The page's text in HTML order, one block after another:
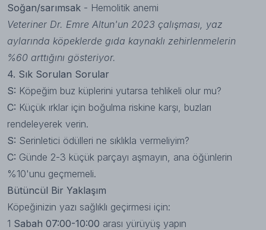
Soğan/sarımsak - Hemolitik anemi
Veteriner Dr. Emre Altun'un 2023 çalışması, yaz
aylarında köpeklerde gıda kaynaklı zehirlenmelerin
%60 arttığını gösteriyor.
4. Sık Sorulan Sorular
S: Köpeğim buz küplerini yutarsa tehlikeli olur mu?
C: Küçük ırklar için boğulma riskine karşı, buzları
rendeleyerek verin.
S: Serinletici ödülleri ne sıklıkla vermeliyim?
C: Günde 2-3 küçük parçayı aşmayın, ana öğünlerin
%10'unu geçmemeli.
Bütüncül Bir Yaklaşım
Köpeğinizin yazı sağlıklı geçirmesi için:
1 Sabah 07:00-10:00 arası yürüyüş yapın